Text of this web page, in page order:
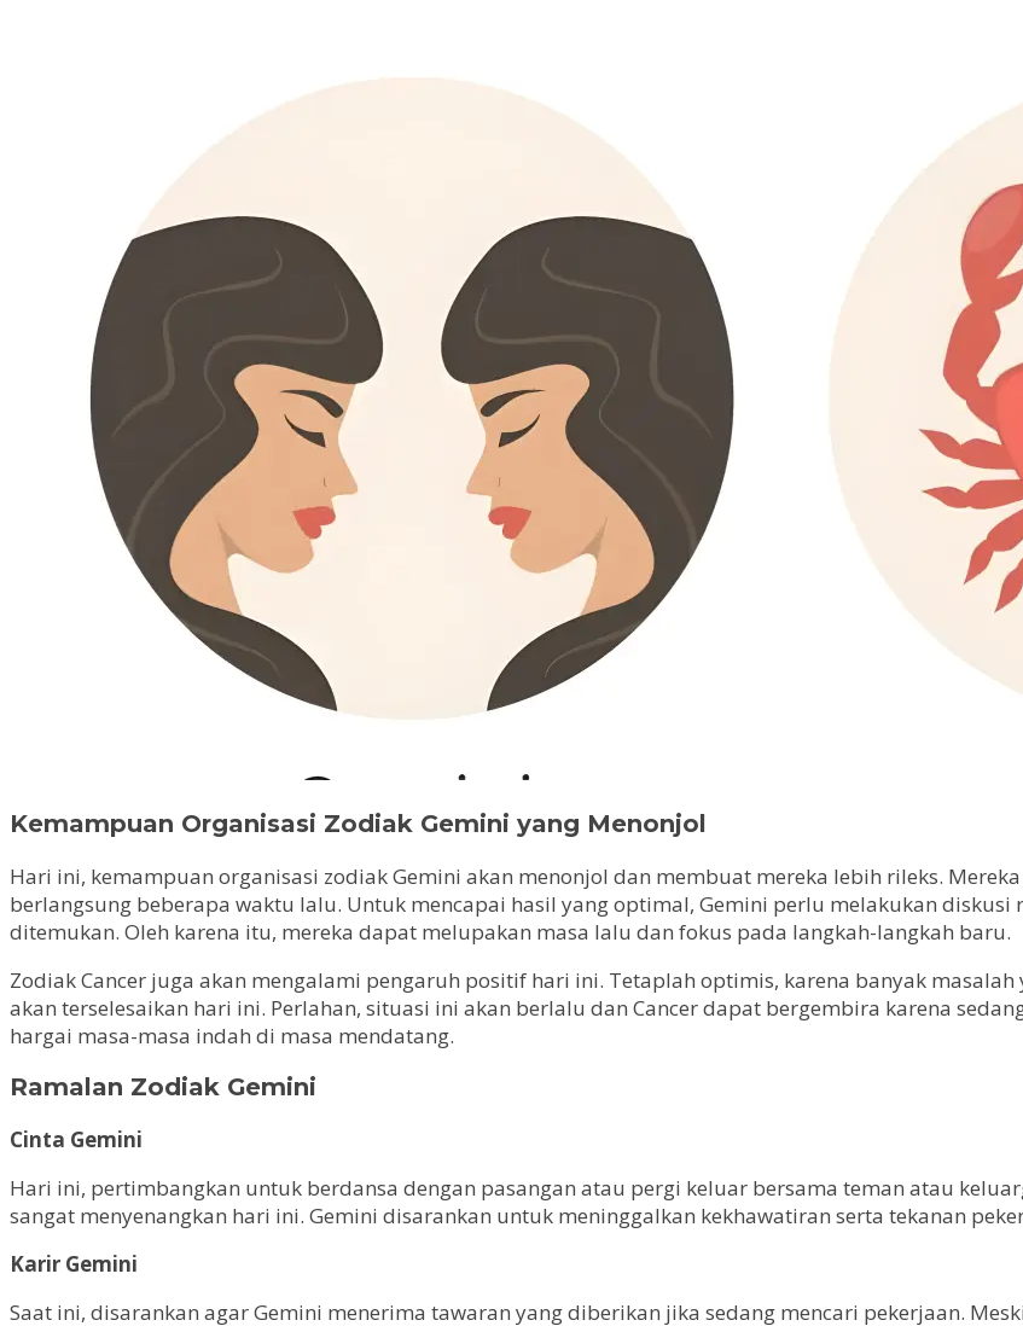
Kemampuan Organisasi Zodiak Gemini yang Menonjol
Hari ini, kemampuan organisasi zodiak Gemini akan menonjol dan membuat mereka lebih rileks.
berlangsung beberapa waktu lalu. Untuk mencapai hasil yang optimal, Gemini perlu melakukan diskusi
ditemukan. Oleh karena itu, mereka dapat melupakan masa lalu dan fokus pada langkah-langkah baru.
Zodiak Cancer juga akan mengalami pengaruh positif hari ini. Tetaplah optimis, karena banyak
akan terselesaikan hari ini. Perlahan, situasi ini akan berlalu dan Cancer dapat bergembira karena
hargai masa-masa indah di masa mendatang.
Ramalan Zodiak Gemini
Cinta Gemini
Hari ini, pertimbangkan untuk berdansa dengan pasangan atau pergi keluar bersama teman atau
sangat menyenangkan hari ini. Gemini disarankan untuk meninggalkan kekhawatiran serta tekanan
Karir Gemini
Saat ini, disarankan agar Gemini menerima tawaran yang diberikan jika sedang mencari pekerjaan.